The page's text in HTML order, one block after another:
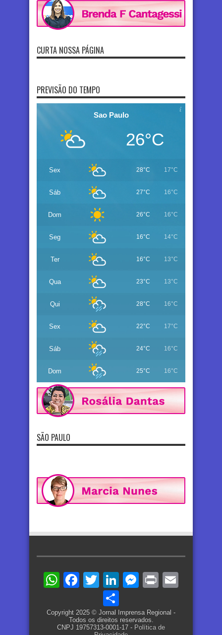
CURTA NOSSA PÁGINA
PREVISÃO DO TEMPO
Sao Paulo
26°C
Sex 28°C 17°C
Sáb 27°C 16°C
Dom 26°C 16°C
Seg 16°C 14°C
Ter 16°C 13°C
Qua 23°C 13°C
Qui 28°C 16°C
Sex 22°C 17°C
Sáb 24°C 16°C
Dom 25°C 16°C
SÃO PAULO
WhatsApp
Facebook
TwitterLinkedIn
Messenger
Print
Copyright 2025 © Jornal Imprensa Regional -
Todos os direitos reservados.
CNPJ 19757313-0001-17 - Política de